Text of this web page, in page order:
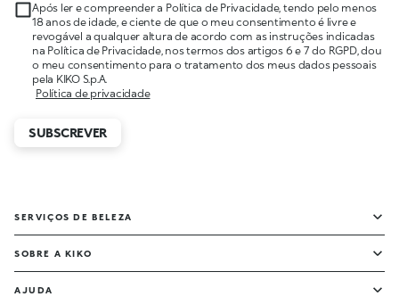
Após ler e compreender a Política de Privacidade, tendo pelo menos
18 anos de idade, e ciente de que o meu consentimento é livre e
revogável a qualquer altura de acordo com as instruções indicadas
na Política de Privacidade, nos termos dos artigos 6 e 7 do RGPD, dou
o meu consentimento para o tratamento dos meus dados pessoais
pela KIKO S.p.A.
Política de privacidade
SUBSCREVER
SERVIÇOS DE BELEZA
SOBRE A KIKO
AJUDA